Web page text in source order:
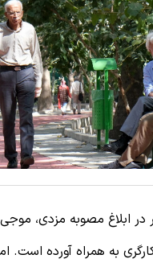
در ابلاغ مصوبه مزدی، موجی
به همراه آورده است.